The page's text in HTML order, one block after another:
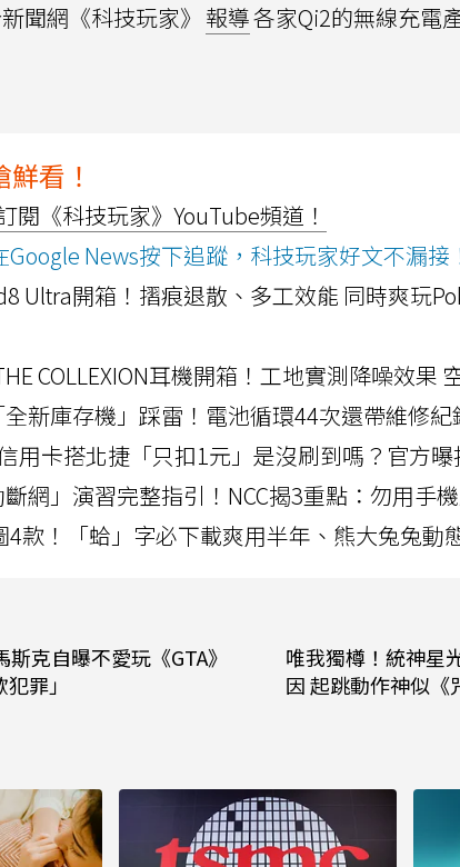
聞網《科技玩家》 報導各家Qi2的無線充電
看！
閱《科技玩家》YouTube頻道！
News按下追蹤，科技玩家好文不漏接
Ultra開箱！摺痕退散、多工效能 同時爽玩
COLLEXION耳機開箱！工地實測降噪效果
新庫存機」踩雷！電池循環44次還帶維修
用卡搭北捷「只扣1元」是沒刷到嗎？官方
網」演習完整指引！NCC揭3重點：勿用手
4款！「蛤」字必下載爽用半年、熊大兔兔動
斯克自曝不愛玩《GTA》
罪」
唯我獨樽！統神星
因 起跳動作神似《